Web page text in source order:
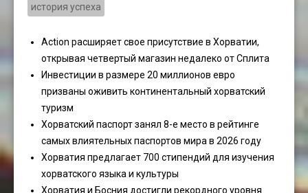
история успеха
Action расширяет свое присутствие в Хорватии,
открывая четвертый магазин недалеко от Сплита
Инвестиции в размере 20 миллионов евро
призваны оживить континентальный хорватский
туризм
Хорватский паспорт занял 8-е место в рейтинге
самых влиятельных паспортов мира в 2026 году
Хорватия предлагает 700 стипендий для изучения
хорватского языка и культуры
Хорватия и Босния достигли рекордного уровня